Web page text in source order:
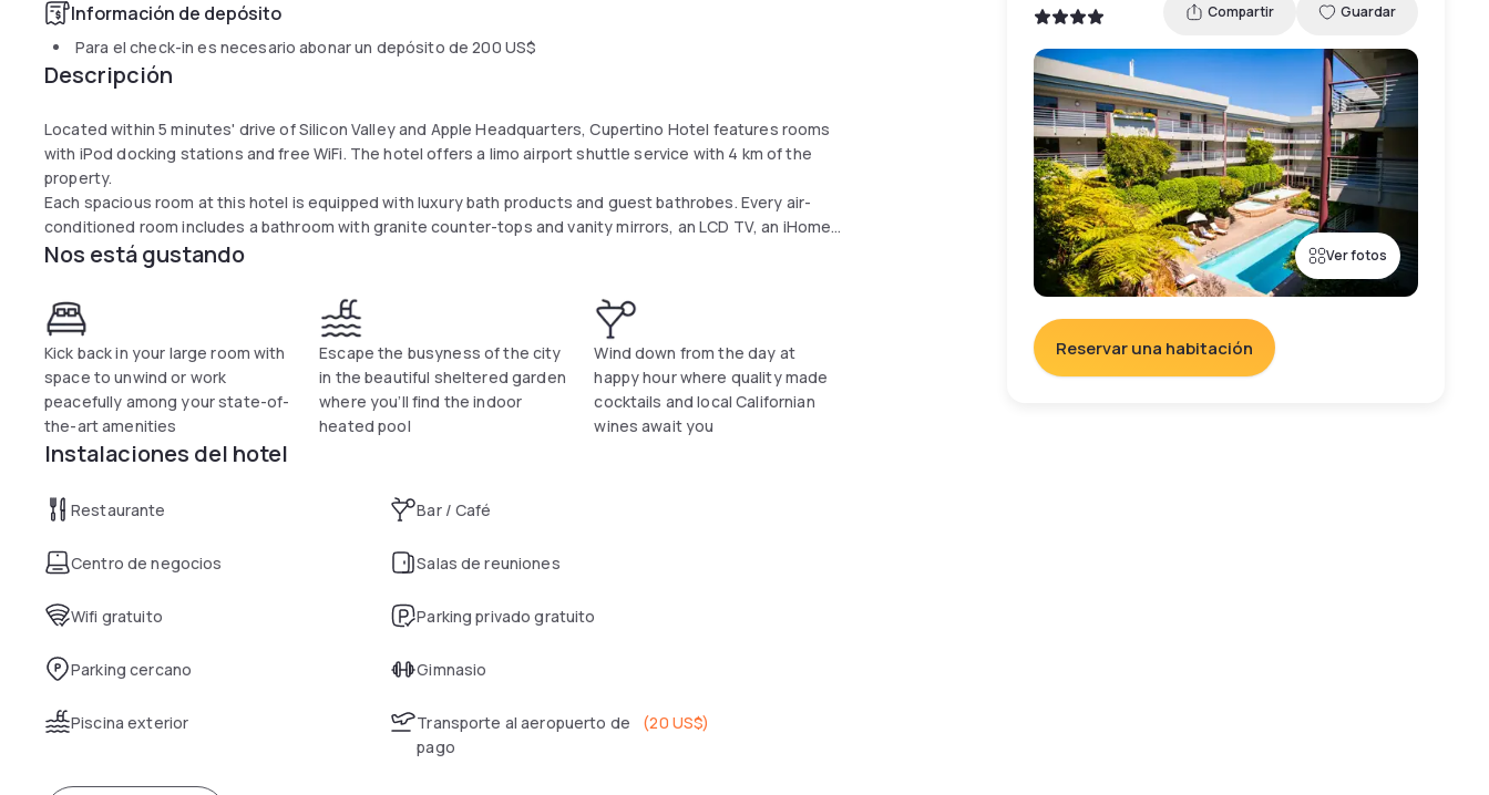
Información de depósito
Para el check-in es necesario abonar un depósito de200 US$
Descripción
Located within 5 minutes' drive of Silicon Valley and Apple Headquarters, Cupertino Hotel features rooms
with iPod docking stations and free WiFi. The hotel offers a limo airport shuttle service with 4 km of the
property.
Each spacious room at this hotel is equipped with luxury bath products and guest bathrobes. Every air-
conditioned room includes a bathroom with granite counter-tops and vanity mirrors, an LCD TV, an iHome
docking station and a mini-fridge.
Cupertino Hotel offers easy access to Interstate 280. Stanford University is within 20 minutes' drive of the
property. San Jose International Airport is 15 minutes’ drive away. Home of the San Francisco 49ers
professional football team, Levi’s Stadium is 18 minutes’ drive from the property.
Nos está gustando
Kick back in your large room with
space to unwind or work
peacefully among your state-of-
the-art amenities
Escape the busyness of the city
in the beautiful sheltered garden
where you’ll find the indoor
heated pool
Wind down from the day at
happy hour where quality made
cocktails and local Californian
wines await you
Instalaciones del hotel
Restaurante Bar / Café
Centro de negocios Salas de reuniones
Wifi gratuito Parking privado gratuito
Parking cercano Gimnasio
Piscina exterior
Transporte al aeropuerto de
pago
(20 US$)
Compartir Guardar
Ver fotos
Reservar una habitación